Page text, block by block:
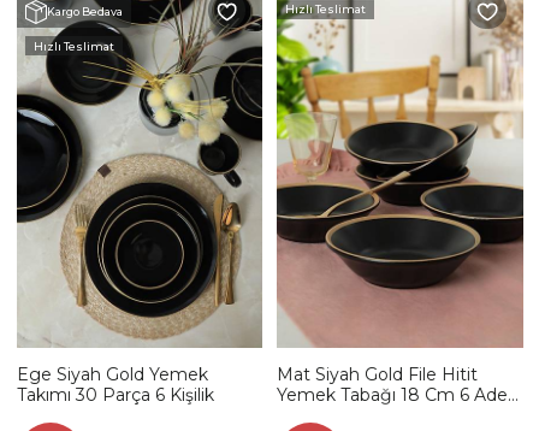
Kargo Bedava
Hızlı Teslimat
Ege Siyah Gold Yemek
Takımı 30 Parça 6 Kişilik
Hızlı Teslimat
Mat Siyah Gold File Hitit
Yemek Tabağı 18 Cm 6 Adet